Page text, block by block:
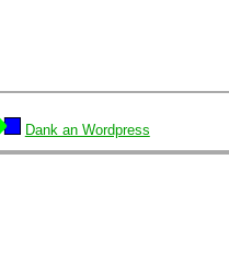
Dank an Wordpress